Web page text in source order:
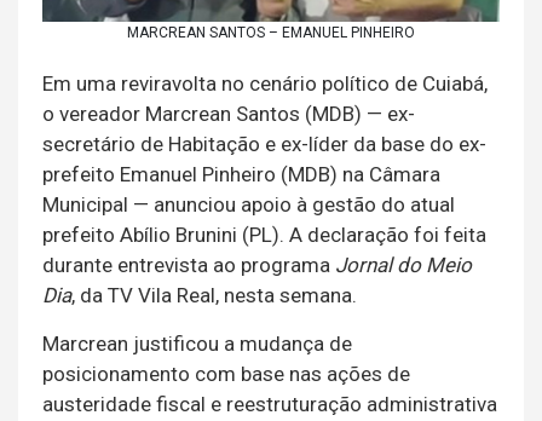
MARCREAN SANTOS – EMANUEL PINHEIRO
Em uma reviravolta no cenário político de Cuiabá,
o vereador Marcrean Santos (MDB) — ex-
secretário de Habitação e ex-líder da base do ex-
prefeito Emanuel Pinheiro (MDB) na Câmara
Municipal — anunciou apoio à gestão do atual
prefeito Abílio Brunini (PL). A declaração foi feita
durante entrevista ao programa Jornal do Meio
Dia, da TV Vila Real, nesta semana.
Marcrean justificou a mudança de
posicionamento com base nas ações de
austeridade fiscal e reestruturação administrativa